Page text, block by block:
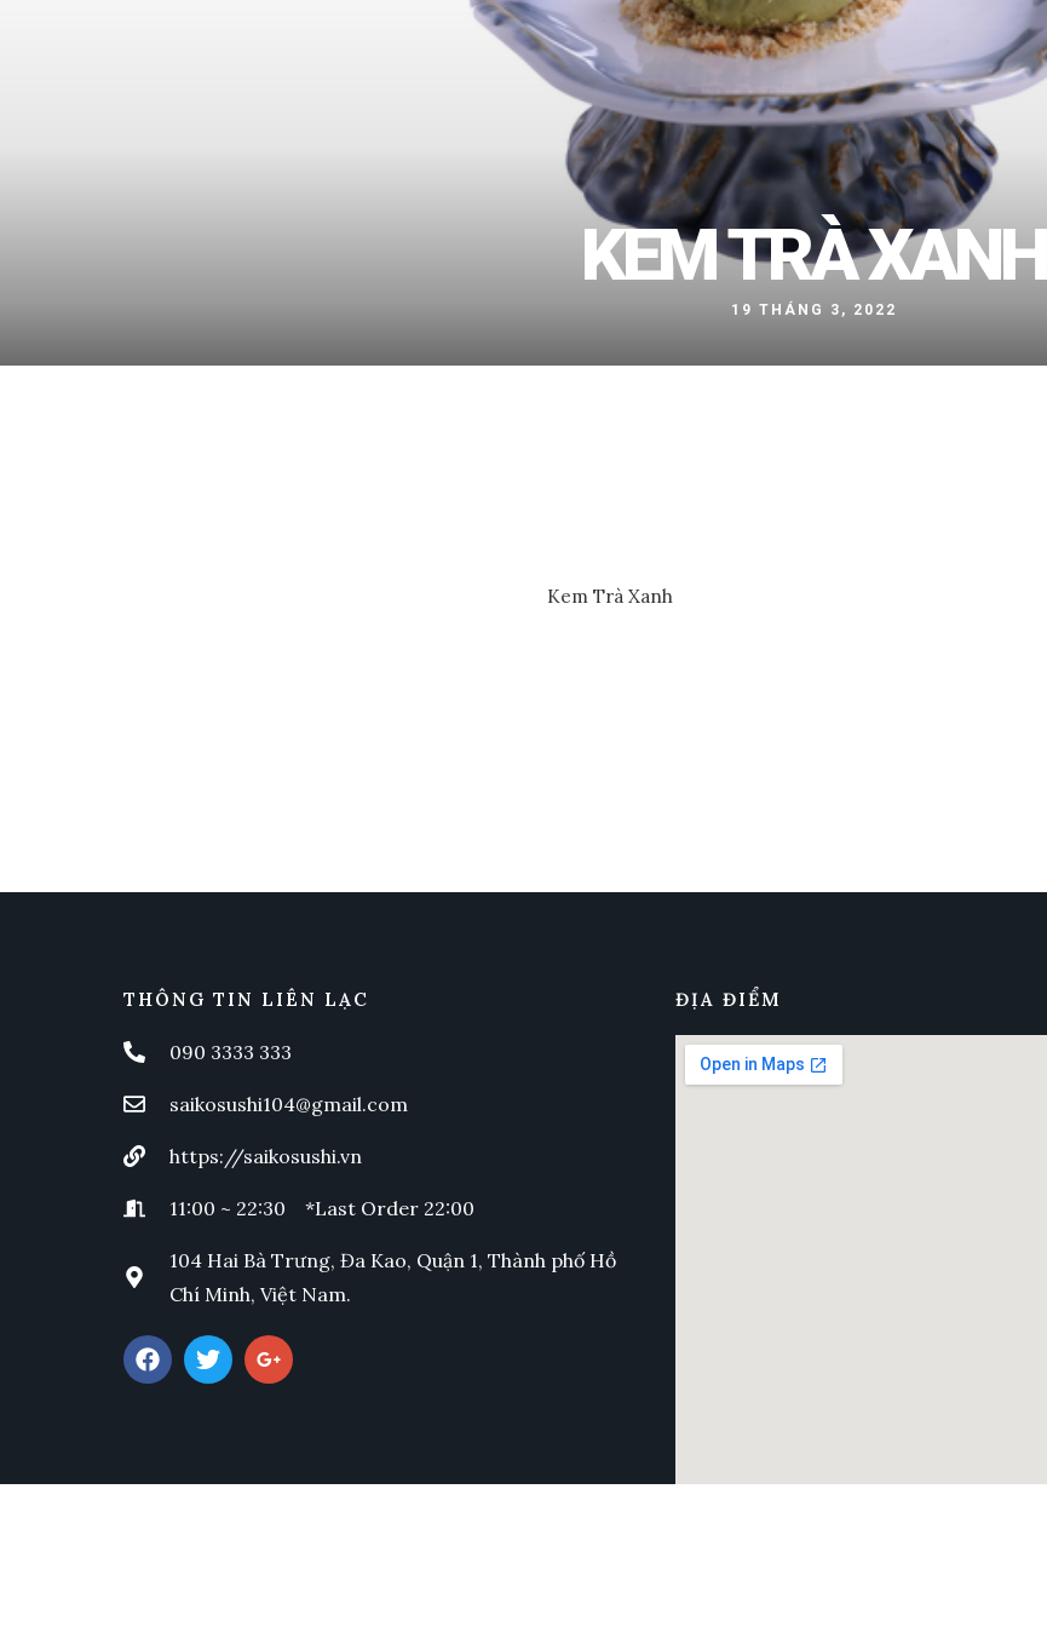
KEM TRÀ XANH
19 THÁNG 3, 2022
Kem Trà Xanh
THÔNG TIN LIÊN LẠC
090 3333 333
saikosushi104@gmail.com
https://saikosushi.vn
11:00 ~ 22:30 *Last Order 22:00
104 Hai Bà Trưng, Đa Kao, Quận 1, Thành phố Hồ
Chí Minh, Việt Nam.
ĐỊA ĐIỂM